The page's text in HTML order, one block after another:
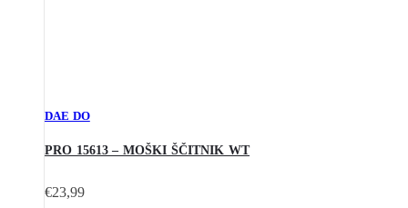
DAE DO
PRO 15613 – MOŠKI ŠČITNIK WT
€23,99